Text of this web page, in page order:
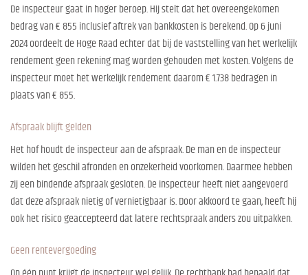
De inspecteur gaat in hoger beroep. Hij stelt dat het overeengekomen
bedrag van € 855 inclusief aftrek van bankkosten is berekend. Op 6 juni
2024 oordeelt de Hoge Raad echter dat bij de vaststelling van het werkelijk
rendement geen rekening mag worden gehouden met kosten. Volgens de
inspecteur moet het werkelijk rendement daarom € 1.738 bedragen in
plaats van € 855.
Afspraak blijft gelden
Het hof houdt de inspecteur aan de afspraak. De man en de inspecteur
wilden het geschil afronden en onzekerheid voorkomen. Daarmee hebben
zij een bindende afspraak gesloten. De inspecteur heeft niet aangevoerd
dat deze afspraak nietig of vernietigbaar is. Door akkoord te gaan, heeft hij
ook het risico geaccepteerd dat latere rechtspraak anders zou uitpakken.
Geen rentevergoeding